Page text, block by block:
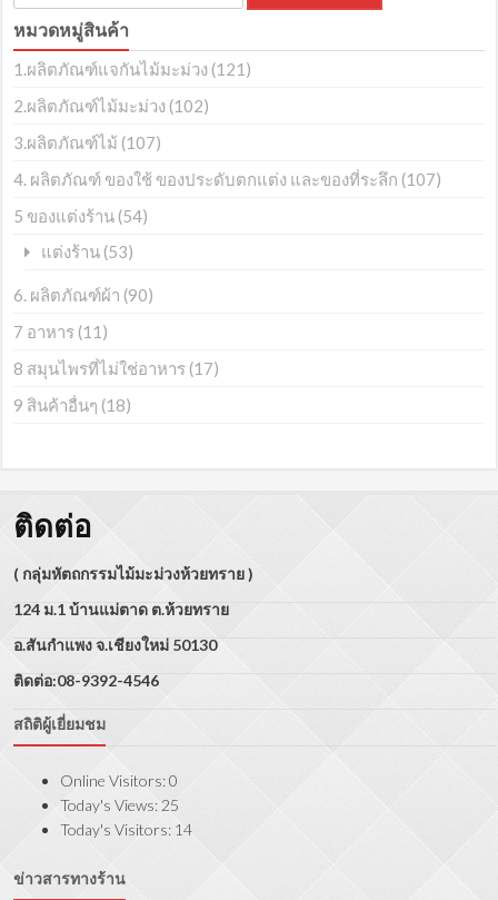
หมวดหมู่สินค้า
1.ผลิตภัณฑ์แจกันไม้มะม่วง (121)
2.ผลิตภัณฑ์ไม้มะม่วง (102)
3.ผลิตภัณฑ์ไม้ (107)
4. ผลิตภัณฑ์ ของใช้ ของประดับตกแต่ง และของที่ระลึก (107)
5 ของแต่งร้าน (54)
แต่งร้าน (53)
6. ผลิตภัณฑ์ผ้า (90)
7 อาหาร (11)
8 สมุนไพรที่ไม่ใช่อาหาร (17)
9 สินค้าอื่นๆ (18)
ติดต่อ
( กลุ่มหัตถกรรมไม้มะม่วงห้วยทราย )
124 ม.1 บ้านแม่ตาด ต.ห้วยทราย
อ.สันกำแพง จ.เชียงใหม่ 50130
ติดต่อ:08-9392-4546
สถิติผู้เยี่ยมชม
Online Visitors:0
Today's Views: 25
Today's Visitors: 14
ข่าวสารทางร้าน